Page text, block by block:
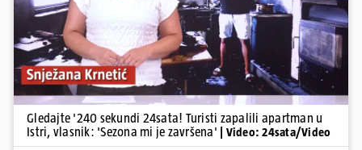
Gledajte '240 sekundi 24sata! Turisti zapalili apartman u
Istri, vlasnik: 'Sezona mi je završena'
| Video: 24sata/Video